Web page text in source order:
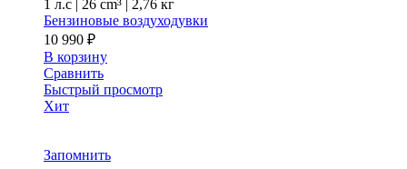
1 л.с | 26 cm³ | 2,76 кг
Бензиновые воздуходувки
10 990 ₽
В корзину
Сравнить
Быстрый просмотр
Хит
Запомнить